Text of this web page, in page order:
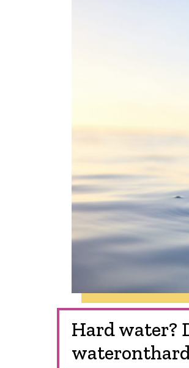
Hard water?